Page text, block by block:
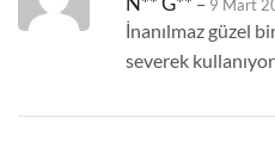
9 Mart
İnanılmaz güzel
severek